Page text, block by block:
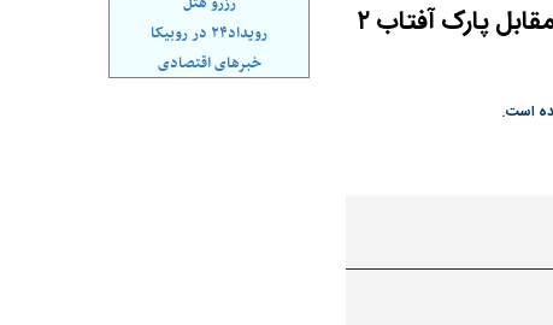
ببینید| دود غلیظ ناشی از آتش‌سوزی لندینگ‌کرافت حامل خودرو از مقابل پارک آفتاب ۲
رویداد۲۴ در روبیکا
خبرهای اقتصادی